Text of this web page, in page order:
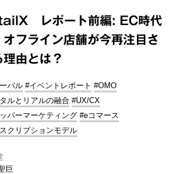
レポート前編: EC時代
オフライン店舗が今再注目さ
理由とは？
バル #イベントレポート #OMO
ルとリアルの融合 #UX/CX
パーマーケティング #eコマース
クリプションモデル
巨